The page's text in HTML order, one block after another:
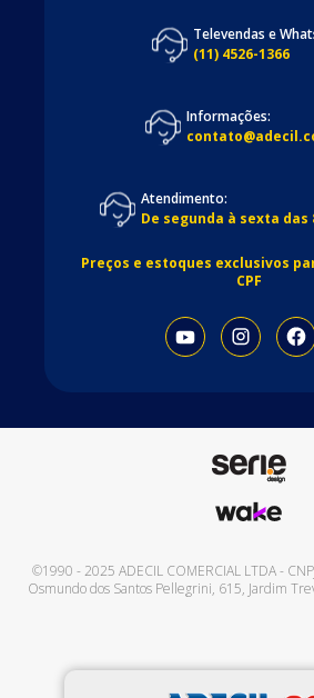
Televendas e
(11) 4526-1366
Informações:
Atendimento:
De segunda à sexta das
Preços e estoques exclusivos
CPF
©1990 - 2025 ADECIL COMERCIAL LTDA-
Osmundo dos Santos Pellegrini, 615, Jardim